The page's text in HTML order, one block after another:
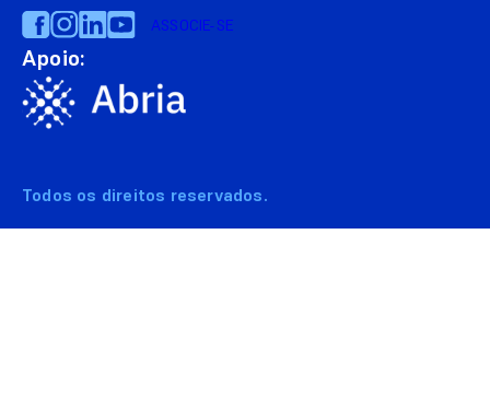
ASSOCIE-SE
Apoio:
Todos os direitos reservados.